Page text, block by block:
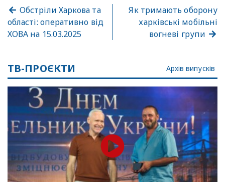
Обстріли Харкова та
області: оперативно від
ХОВА на 15.03.2025
Як тримають оборону
харківські мобільні
вогневі групи
ТВ-ПРОЄКТИ Архів випусків